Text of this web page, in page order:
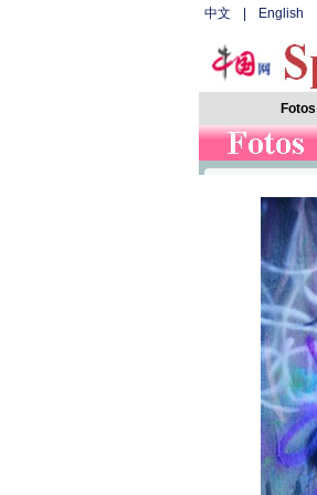
中文 English
Fotos